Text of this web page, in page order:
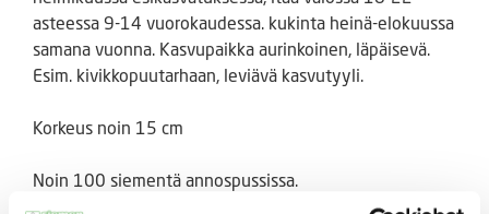
asteessa 9-14 vuorokaudessa. kukinta heinä-elokuussa
samana vuonna. Kasvupaikka aurinkoinen, läpäisevä.
Esim. kivikkopuutarhaan, leviävä kasvutyyli.
Korkeus noin 15 cm
Noin 100 siementä annospussissa.